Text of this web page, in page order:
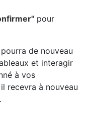
pour
de nouveau
et interagir
à vos
recevra à nouveau